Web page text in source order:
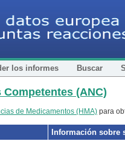
los informes Buscar
(ANC)
de Medicamentos (HMA) para
Información sobre